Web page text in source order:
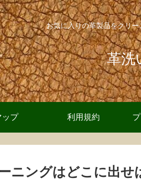
お気に入りの革製品をクリ
革洗
ップ 利用規約
ニングはどこに出せ